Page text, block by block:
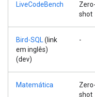
LiveCodeBench
Zero-
shot
Bird-SQL (link
em inglês)
(dev)
-
Matemática
Zero-
shot